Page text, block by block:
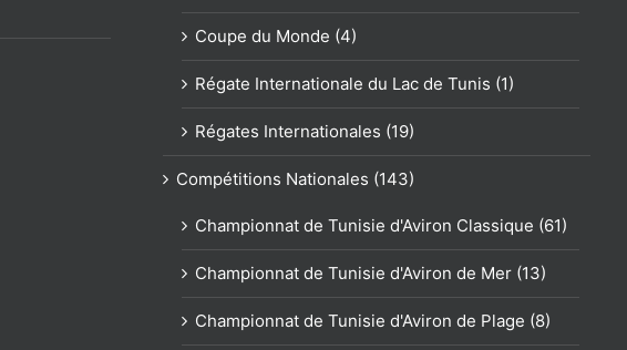
Coupe du Monde (4)
Régate Internationale du Lac de Tunis (1)
Régates Internationales (19)
Compétitions Nationales (143)
Championnat de Tunisie d'Aviron Classique (61)
Championnat de Tunisie d'Aviron de Mer (13)
Championnat de Tunisie d'Aviron de Plage (8)